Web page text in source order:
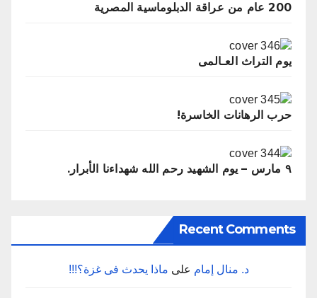
200 عام من عراقة الدبلوماسية المصرية
يوم التراث العـالمى
حرب الرهانات الخاسرة!
٩ مارس – يوم الشهيد رحم الله شهداءنا الأبرار.
Recent Comments
د. منال إمام على ماذا‭ ‬يحدث‭ ‬فى‭ ‬غزة؟‭!!!‬